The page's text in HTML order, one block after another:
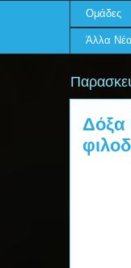
Ομάδες
Άλλα Νέα
Δόξα